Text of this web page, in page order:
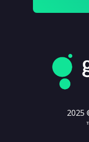
حقوق الطبع والنشر © 2025